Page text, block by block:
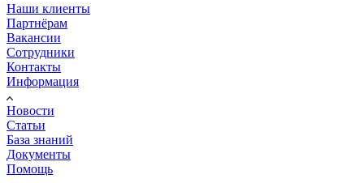
Наши клиенты
Партнёрам
Вакансии
Сотрудники
Контакты
Информация
Новости
Статьи
База знаний
Документы
Помощь